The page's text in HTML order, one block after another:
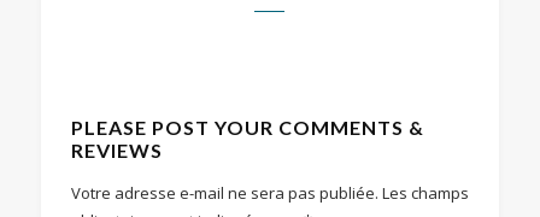
PLEASE POST YOUR COMMENTS &
REVIEWS
Votre adresse e-mail ne sera pas publiée. Les champs